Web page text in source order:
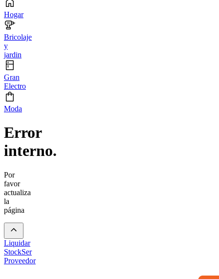
Hogar
Bricolaje
y
jardin
Gran
Electro
Moda
Error
interno.
Por
favor
actualiza
la
página
Liquidar
StockSer
Proveedor